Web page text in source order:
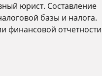
юрист. Составление
базы и налога.
отчетности